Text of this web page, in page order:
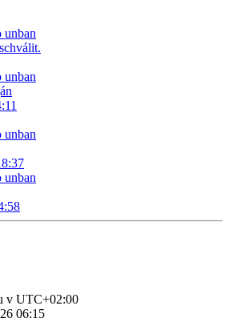
unban
unban
unban
unban
v UTC+02:00
06:15